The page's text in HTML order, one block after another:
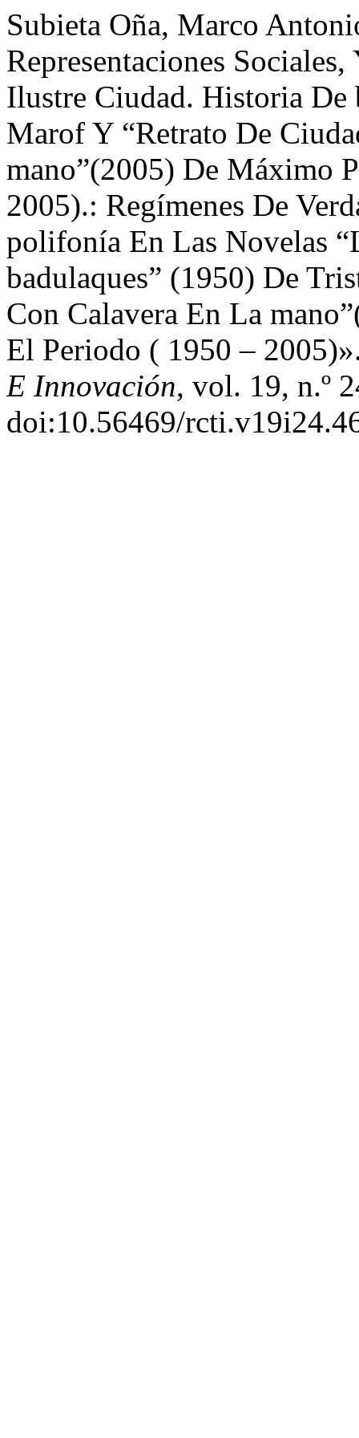
Subieta Oña, Marco
Representaciones
Ilustre Ciudad. Historia De
Marof Y “Retrato De
mano”(2005) De Máximo
2005).: Regímenes De
polifonía En Las Novelas
badulaques” (1950) De
Con Calavera En La
El Periodo ( 1950 –
E Innovación, vol. 19, n.º
doi:10.56469/